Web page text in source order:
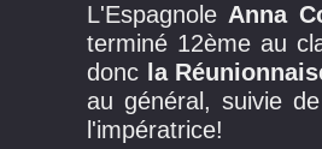
L'Espagnole Anna
terminé 12ème au
donc la
au général, suivie
l'impératrice!